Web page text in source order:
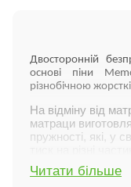
Двосторонній
основі піни
різнобічною
На відміну від
матраци
пружності, які, у
анатомічну
підліткових
Читати більше